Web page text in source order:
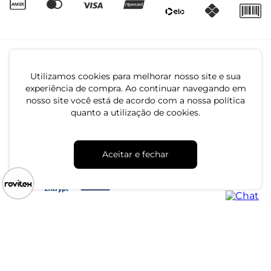
Utilizamos cookies para melhorar nosso site e sua
experiência de compra. Ao continuar navegando em
nosso site você está de acordo com a nossa política
quanto a utilização de cookies.
Aceitar e fechar
CNPJ: 79.233.672/0001-05
Av. Maria Marangoni, 391 - 89129-080 - Luiz Alves - SC